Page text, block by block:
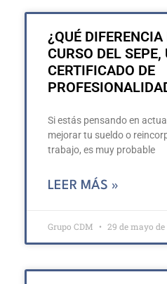
¿QUÉ
CURSO DEL
CERTIFICADO DE
Si estás pensando en
mejorar tu sueldo o
trabajo, es muy probable
LEER MÁS »
Grupo CDM 29 de mayo de